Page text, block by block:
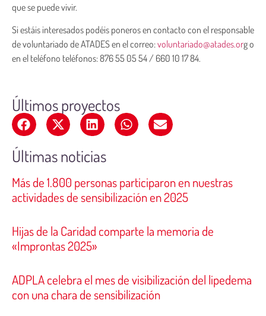
que se puede vivir.
Si estáis interesados podéis poneros en contacto con el responsable
de voluntariado de ATADES en el correo:voluntariado@atades.org o
en el teléfono teléfonos: 876 55 05 54 / 660 10 17 84.
Últimos proyectos
Últimas noticias
Más de 1.800 personas participaron en nuestras
actividades de sensibilización en 2025
Hijas de la Caridad comparte la memoria de
«Improntas 2025»
ADPLA celebra el mes de visibilización del lipedema
con una chara de sensibilización